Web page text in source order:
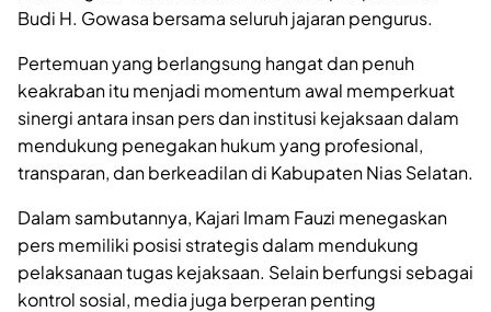
Budi H. Gowasa bersama seluruh jajaran pengurus.
Pertemuan yang berlangsung hangat dan penuh
keakraban itu menjadi momentum awal memperkuat
sinergi antara insan pers dan institusi kejaksaan dalam
mendukung penegakan hukum yang profesional,
transparan, dan berkeadilan di Kabupaten Nias Selatan.
Dalam sambutannya, Kajari Imam Fauzi menegaskan
pers memiliki posisi strategis dalam mendukung
pelaksanaan tugas kejaksaan. Selain berfungsi sebagai
kontrol sosial, media juga berperan penting